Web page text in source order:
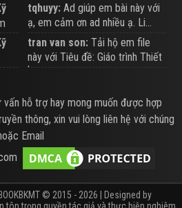
tqhuyy: Ad giúp em bài này với
ạ, em cảm ơn ad nhiều ạ. Li...
tran van son: Tải hộ em file
này với Tiêu đề: Giáo trình Thiết
b...
hỗ trợ hay mong muốn được hợp
thông, xin vui lòng liên hệ với chúng
Email
© 2015 - 2026 | Designed by
tôn trọng quyền tác giả và thực hiện nghiêm